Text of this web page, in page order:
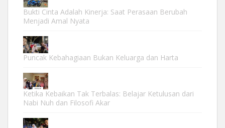
Bukti Cinta Adalah Kinerja: Saat Perasaan Berubah
Menjadi Amal Nyata
Puncak Kebahagiaan Bukan Keluarga dan Harta
Ketika Kebaikan Tak Terbalas: Belajar Ketulusan dari
Nabi Nuh dan Filosofi Akar